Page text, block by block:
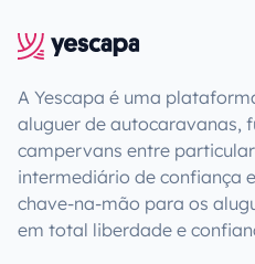
A Yescapa é uma
aluguer de autocaravanas,
campervans entre
intermediário de confiança
chave-na-mão para os
em total liberdade e